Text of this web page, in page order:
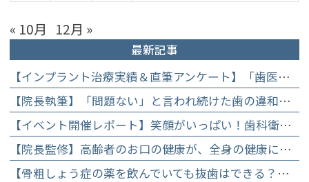
« 10月 12月 »
最新記事
【インプラント治療実績＆直筆アンケート】「歯医者が怖かった」トラウマを乗り越えて。70歳・介護士女性が手に入れた「晴れ晴れとした笑顔」と人生を支える噛み合わせ】
【院長執筆】「問題ない」と言われ続けた歯の違和感……60代女性が「80歳で20本の自前の歯」を守るために選んだ精密総合治療の全貌
【イベント開催レポート】笑顔がいっぱい！歯科衛生士×管理栄養士がお届けする「親子で楽しむむし歯になりにくいお菓子作り体験」】
【院長監修】高齢者のお口の健康が、全身の健康につながる理由。生涯おいしく食べるための「口内環境検査」とオーダーメイド予防】
【骨粗しょう症の薬を飲んでいても抜歯はできる？】顎骨壊死を防ぐために大切な口腔管理について